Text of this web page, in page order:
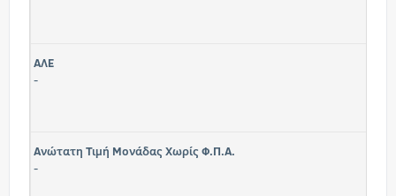
ΑΛΕ
-
Ανώτατη Τιμή Μονάδας Χωρίς Φ.Π.Α.
-